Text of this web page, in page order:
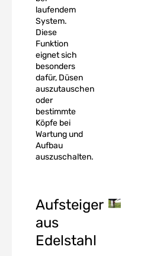
laufendem
System.
Diese
Funktion
eignet sich
besonders
dafür, Düsen
auszutauschen
oder
bestimmte
Köpfe bei
Wartung und
Aufbau
auszuschalten.
Aufsteiger
aus
Edelstahl